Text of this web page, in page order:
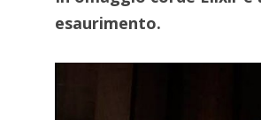
esaurimento.